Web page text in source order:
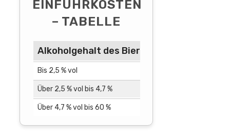
EINFUHRKOSTEN
– TABELLE
Alkoholgehalt des Biers
Bis 2,5 % vol
Über 2,5 % vol bis 4,7 %
Über 4,7 % vol bis 60 %